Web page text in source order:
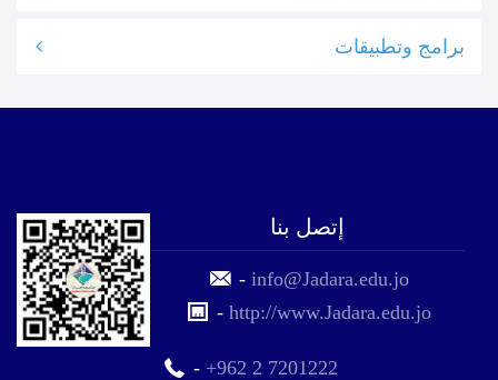
برامج وتطبيقات
إتصل بنا
-info@Jadara.edu.jo
-http://www.Jadara.edu.jo
- +962 2 7201222